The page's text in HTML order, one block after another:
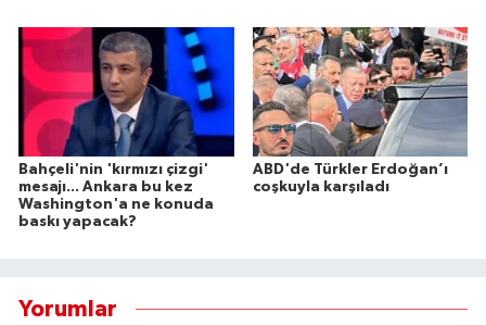
Bahçeli'nin 'kırmızı çizgi'
mesajı... Ankara bu kez
Washington'a ne konuda
baskı yapacak?
ABD'de Türkler Erdoğan’ı
coşkuyla karşıladı
Yorumlar